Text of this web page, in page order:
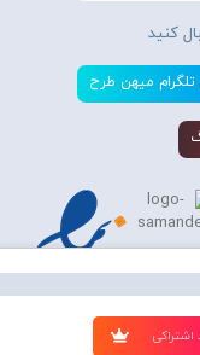
اشتراکی
کنید
تلگرام ميهن طرح
ممنوع و موجب پیگرد